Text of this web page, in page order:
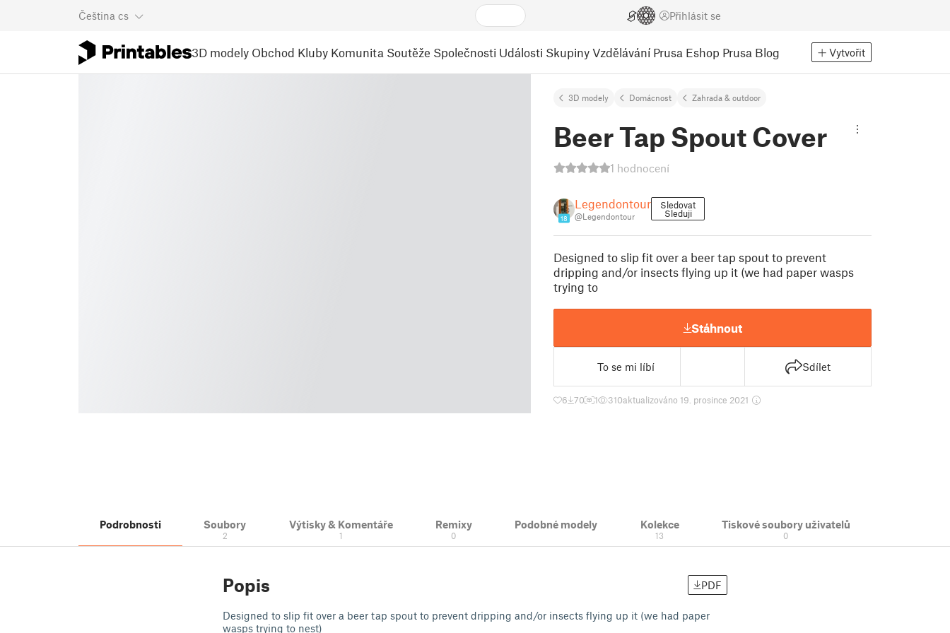
Čeština cs Přihlásit se
3D modely Obchod Kluby Komunita Soutěže Společnosti Události Skupiny Vzdělávání Prusa Eshop Prusa Blog Vytvořit
3D modely Domácnost Zahrada & outdoor
Beer Tap Spout Cover
1 hodnocení
18
Legendontour
@Legendontour
Sledovat
Sleduji
Designed to slip fit over a beer tap spout to prevent
dripping and/or insects flying up it (we had paper wasps
trying to
Stáhnout
To se mi líbí Sdílet
6 70 1 310aktualizováno 19. prosince 2021
Podrobnosti Soubory
2
Výtisky & Komentáře
1
Remixy
0
Podobné modely Kolekce
13
Tiskové soubory uživatelů
0
Popis PDF
Designed to slip fit over a beer tap spout to prevent dripping and/or insects flying up it (we had paper
wasps trying to nest)